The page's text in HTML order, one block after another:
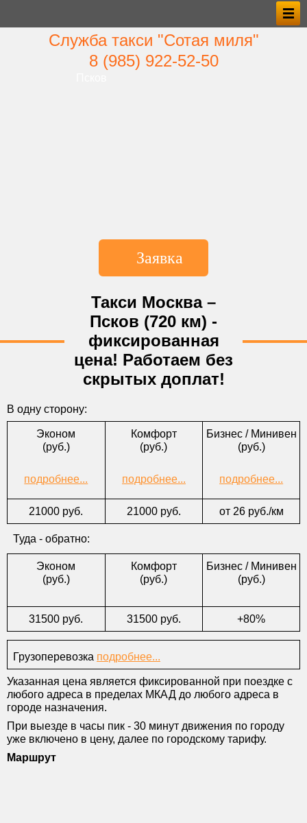
Служба такси "Сотая миля"
8 (985) 922‑52‑50
Заявка
*Откуда
*Куда
*Тел.
E-mail
*Форма оплаты
Комментарии
Такси Москва –
Псков (720 км) -
фиксированная
цена! Работаем без
скрытых доплат!
В одну сторону:
Эконом
(руб.)
подробнее...
21000 руб.
Туда - обратно:
Эконом
(руб.)
31500 руб.
Комфорт
(руб.)
подробнее...
21000 руб.
Комфорт
(руб.)
31500 руб.
Бизнес / Минивен
(руб.)
подробнее...
от 26 руб./км
Бизнес / Минивен
(руб.)
+80%
Грузоперевозка подробнее...
Указанная цена является фиксированной при поездке с
любого адреса в пределах МКАД до любого адреса в
городе назначения.
При выезде в часы пик - 30 минут движения по городу
уже включено в цену, далее по городскому тарифу.
Маршрут